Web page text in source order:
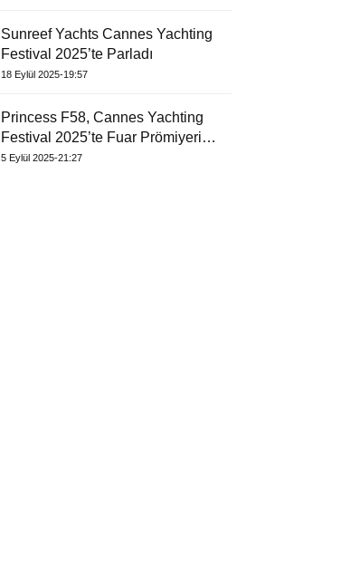
Sunreef Yachts Cannes Yachting
Festival 2025’te Parladı
18 Eylül 2025-19:57
Princess F58, Cannes Yachting
Festival 2025’te Fuar Prömiyerini
Yapıyor
5 Eylül 2025-21:27